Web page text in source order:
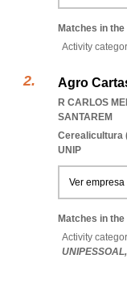
Matches in
Activity
Agro
R CARLOS
SANTAREM
Cerealicultura
UNIP
Ver empresa
Matches in
Activity
UNIPESSOAL,